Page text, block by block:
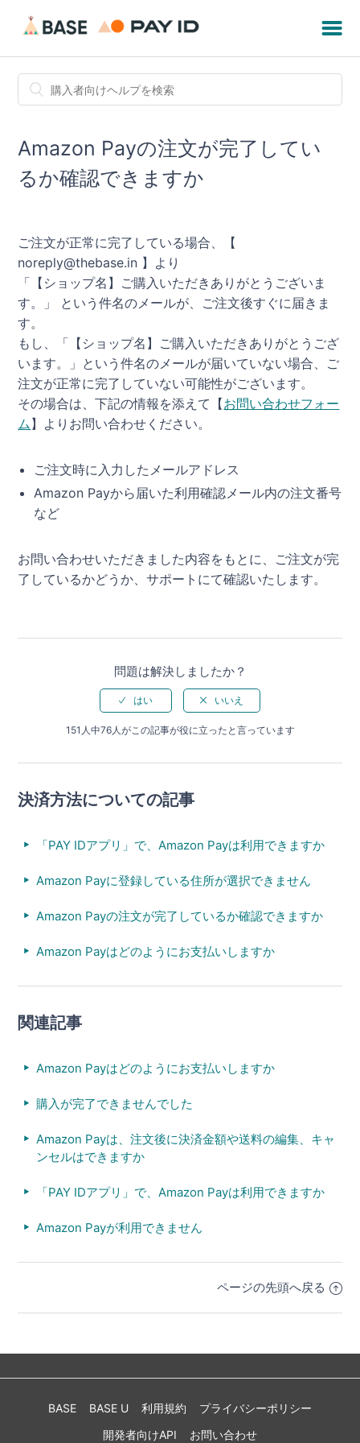
Amazon Payの注文が完了してい
るか確認できますか
ご注文が正常に完了している場合、【
noreply@thebase.in 】より
「【ショップ名】ご購入いただきありがとうございま
す。」 という件名のメールが、ご注文後すぐに届きま
す。
もし、「【ショップ名】ご購入いただきありがとうござ
います。」という件名のメールが届いていない場合、ご
注文が正常に完了していない可能性がございます。
その場合は、下記の情報を添えて【お問い合わせフォー
ム 】よりお問い合わせください。
ご注文時に入力したメールアドレス
Amazon Payから届いた利用確認メール内の注文番号
など
お問い合わせいただきました内容をもとに、ご注文が完
了しているかどうか、サポートにて確認いたします。
問題は解決しましたか？
151人中76人がこの記事が役に立ったと言っています
決済方法についての記事
「PAY IDアプリ」で、Amazon Payは利用できますか
Amazon Payに登録している住所が選択できません
Amazon Payの注文が完了しているか確認できますか
Amazon Payはどのようにお支払いしますか
関連記事
Amazon Payはどのようにお支払いしますか
購入が完了できませんでした
Amazon Payは、注文後に決済金額や送料の編集、キャ
ンセルはできますか
「PAY IDアプリ」で、Amazon Payは利用できますか
Amazon Payが利用できません
ページの先頭へ戻る
BASE BASE U 利用規約
プライバシーポリシー
開発者向けAPI
お問い合わせ